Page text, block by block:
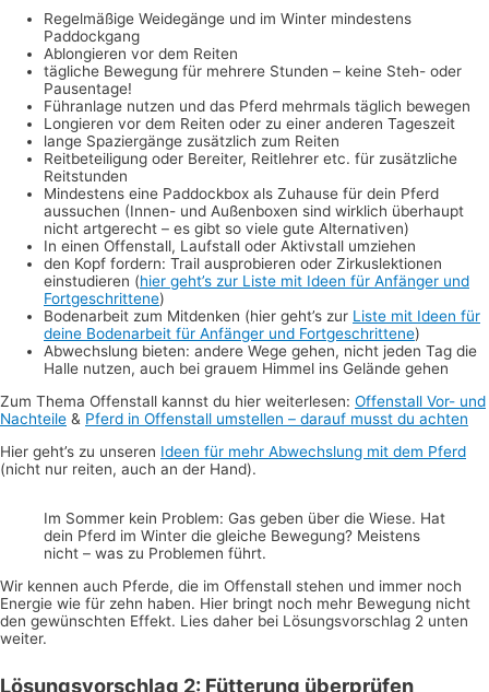
Regelmäßige Weidegänge und im Winter mindestens
Paddockgang
Ablongieren vor dem Reiten
tägliche Bewegung für mehrere Stunden – keine Steh- oder
Pausentage!
Führanlage nutzen und das Pferd mehrmals täglich bewegen
Longieren vor dem Reiten oder zu einer anderen Tageszeit
lange Spaziergänge zusätzlich zum Reiten
Reitbeteiligung oder Bereiter, Reitlehrer etc. für zusätzliche
Reitstunden
Mindestens eine Paddockbox als Zuhause für dein Pferd
aussuchen (Innen- und Außenboxen sind wirklich überhaupt
nicht artgerecht – es gibt so viele gute Alternativen)
In einen Offenstall, Laufstall oder Aktivstall umziehen
den Kopf fordern: Trail ausprobieren oder Zirkuslektionen
einstudieren (hier geht’s zur Liste mit Ideen für Anfänger und
Fortgeschrittene)
Bodenarbeit zum Mitdenken (hier geht’s zur Liste mit Ideen für
deine Bodenarbeit für Anfänger und Fortgeschrittene)
Abwechslung bieten: andere Wege gehen, nicht jeden Tag die
Halle nutzen, auch bei grauem Himmel ins Gelände gehen
Zum Thema Offenstall kannst du hier weiterlesen: Offenstall Vor- und
Nachteile & Pferd in Offenstall umstellen – darauf musst du achten
Hier geht’s zu unseren Ideen für mehr Abwechslung mit dem Pferd
(nicht nur reiten, auch an der Hand).
Im Sommer kein Problem: Gas geben über die Wiese. Hat
dein Pferd im Winter die gleiche Bewegung? Meistens
nicht – was zu Problemen führt.
Wir kennen auch Pferde, die im Offenstall stehen und immer noch
Energie wie für zehn haben. Hier bringt noch mehr Bewegung nicht
den gewünschten Effekt. Lies daher bei Lösungsvorschlag 2 unten
weiter.
Lösungsvorschlag 2: Fütterung überprüfen